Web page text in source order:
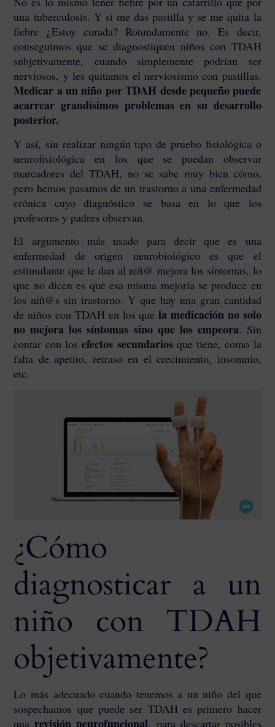
una tuberculosis. Y si me das pastilla y se me quita la
fiebre ¿Estoy curada? Rotundamente no. Es decir,
conseguimos que se diagnostiquen niños con TDAH
subjetivamente, cuando simplemente podrían ser
nerviosos, y les quitamos el nerviosismo con pastillas.
Medicar a un niño por TDAH desde pequeño puede
acarrear grandísimos problemas en su desarrollo
posterior.
Y así, sin realizar ningún tipo de pruebo fisiológica o
neurofisiológica en los que se puedan observar
marcadores del TDAH, no se sabe muy bien cómo,
pero hemos pasamos de un trastorno a una enfermedad
crónica cuyo diagnóstico se basa en lo que los
profesores y padres observan.
El argumento más usado para decir que es una
enfermedad de origen neurobiológico es que el
estimulante que le dan al niñ@ mejora los síntomas, lo
que no dicen es que esa misma mejoría se produce en
los niñ@s sin trastorno. Y que hay una gran cantidad
de niños con TDAH en los que la medicación no solo
no mejora los síntomas sino que los empeora. Sin
contar con losefectos secundariosque tiene, como la
falta de apetito, retraso en el crecimiento, insomnio,
etc.
¿Cómo
diagnosticar a un
niño con TDAH
objetivamente?
Lo más adecuado cuando tenemos a un niño del que
sospechamos que puede ser TDAH es primero hacer
una revisión neurofuncional, para descartar posibles